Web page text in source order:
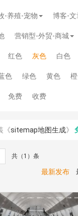
-养殖-宠物 博客-
营销型-外贸-商城
红色 灰色 白色
色 绿色 黄色
免费 收费
《sitemap地图生成》
位置选取插件
Prism代码高亮插件
免费
响应式多语言企业公司
共（1）条
最新发布